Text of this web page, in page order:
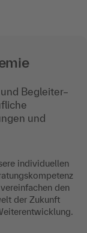
Begleiter–
und
individuellen
den
der Zukunft